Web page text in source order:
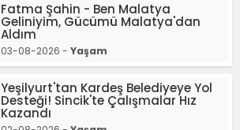
Fatma Şahin - Ben Malatya
Geliniyim, Gücümü Malatya'dan
Aldım
03-08-2026 - Yaşam
Yeşilyurt'tan Kardeş Belediyeye Yol
Desteği! Sincik'te Çalışmalar Hız
Kazandı